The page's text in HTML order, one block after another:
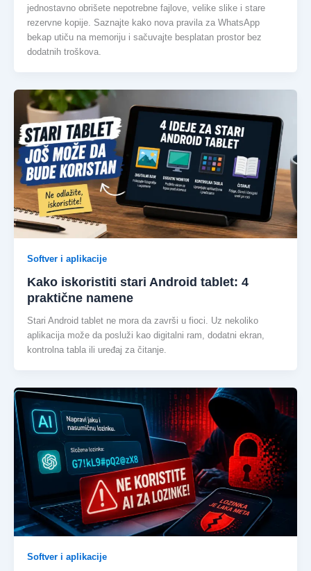
jednostavno obrišete nepotrebne fajlove, velike slike i stare
rezervne kopije. Saznajte kako nova pravila za WhatsApp
bekap utiču na memoriju i sačuvajte besplatan prostor bez
dodatnih troškova.
Softver i aplikacije
Kako iskoristiti stari Android tablet: 4
praktične namene
Stari Android tablet ne mora da završi u fioci. Uz nekoliko
aplikacija može da posluži kao digitalni ram, dodatni ekran,
kontrolna tabla ili uređaj za čitanje.
Softver i aplikacije